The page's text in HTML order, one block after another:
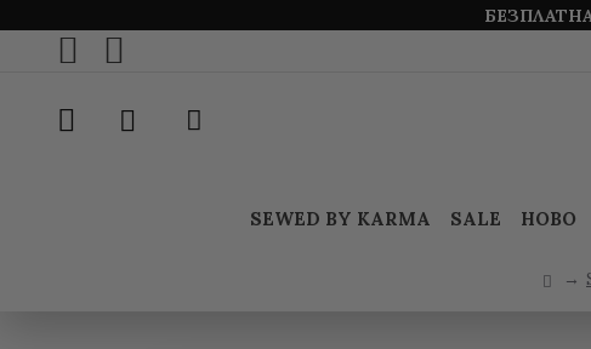
SEWED BY KARMA SALE НОВО